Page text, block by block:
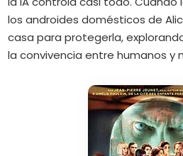
los androides domésticos de
casa para protegerla,
la convivencia entre humanos y